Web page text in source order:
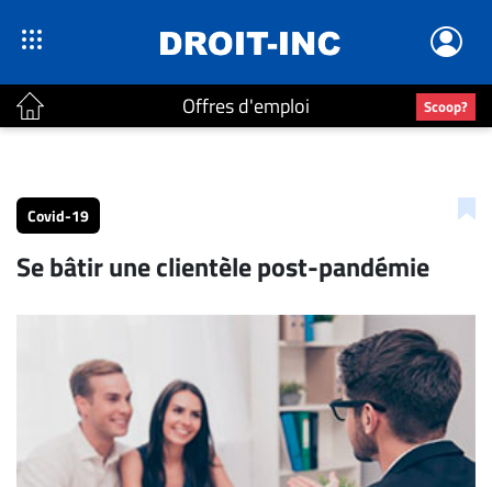
Offres d'emploi Scoop?
Accueil
Continu
Conseillers
Juridiques
Campus
Carrière
Covid-19
Se bâtir une clientèle post-pandémie